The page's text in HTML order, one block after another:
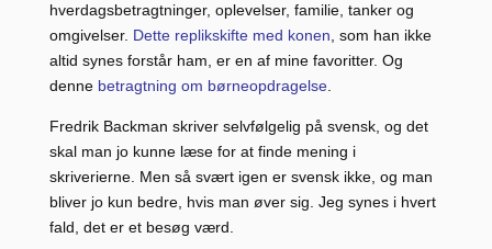
hverdagsbetragtninger, oplevelser, familie, tanker og
omgivelser. Dette replikskifte med konen, som han ikke
altid synes forstår ham, er en af mine favoritter. Og
denne betragtning om børneopdragelse.
Fredrik Backman skriver selvfølgelig på svensk, og det
skal man jo kunne læse for at finde mening i
skriverierne. Men så svært igen er svensk ikke, og man
bliver jo kun bedre, hvis man øver sig. Jeg synes i hvert
fald, det er et besøg værd.